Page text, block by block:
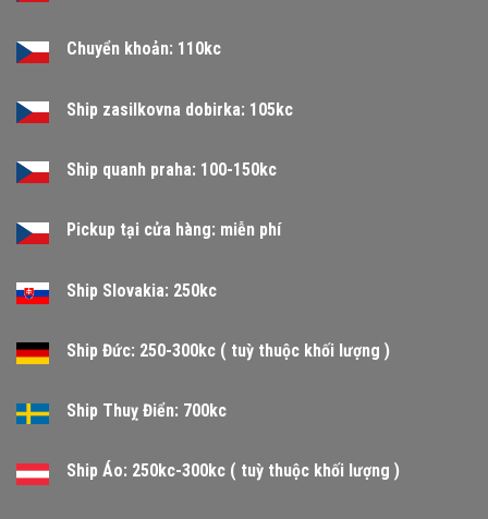
Chuyển khoản: 110kc
Ship zasilkovna dobirka: 105kc
Ship quanh praha: 100-150kc
Pickup tại cửa hàng: miễn phí
Ship Slovakia: 250kc
Ship Đức: 250-300kc ( tuỳ thuộc khối lượng )
Ship Thuỵ Điển: 700kc
Ship Áo: 250kc-300kc ( tuỳ thuộc khối lượng )